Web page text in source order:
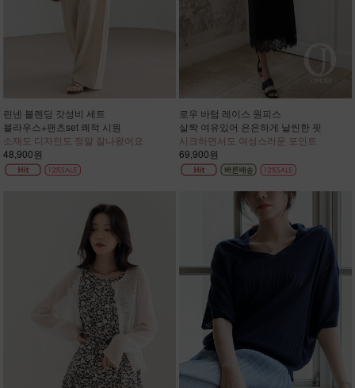
린넨 블렌딩 갓성비 세트
블라우스+팬츠set 쾌적 시원
소재도 디자인도 정말 잘나왔어요
48,900원
로우 바텀 레이스 원피스
살짝 여유있어 은은하게 날씬한 핏
시크하면서도 여성스러운 포인트
69,900원